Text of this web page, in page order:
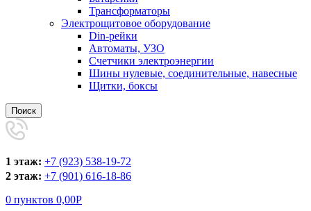
Трансформаторы
Электрощитовое оборудование
Din-рейки
Автоматы, УЗО
Счетчики электроэнергии
Шины нулевые, соединительные, навесные
Щитки, боксы
Поиск
1 этаж: +7 (923) 538-19-72
2 этаж: +7 (901) 616-18-86
0 пунктов 0,00Р